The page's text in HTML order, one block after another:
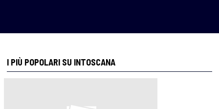
I PIÙ POPOLARI SU INTOSCANA